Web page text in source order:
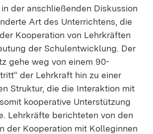
der anschließenden Diskussion
Art des Unterrichtens, die
Kooperation von Lehrkräften
der Schulentwicklung. Der
gehe weg von einem 90-
der Lehrkraft hin zu einer
Struktur, die die Interaktion mit
kooperative Unterstützung
Lehrkräfte berichteten von den
der Kooperation mit Kolleginnen